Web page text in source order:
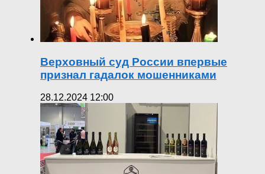
Верховный суд России впервые
признал гадалок мошенниками
28.12.2024 12:00